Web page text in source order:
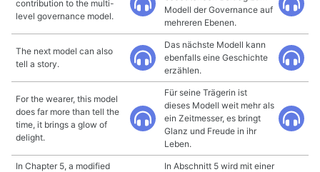
contribution to the multi-
level governance model.
Modell der Governance auf
mehreren Ebenen.
The next model can also
tell a story.
Das nächste Modell kann
ebenfalls eine Geschichte
erzählen.
For the wearer, this model
does far more than tell the
time, it brings a glow of
delight.
Für seine Trägerin ist
dieses Modell weit mehr als
ein Zeitmesser, es bringt
Glanz und Freude in ihr
Leben.
In Chapter 5, a modified
In Abschnitt 5 wird mit einer